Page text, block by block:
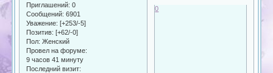
Приглашений: 0
Сообщений: 6901
Уважение: [+253/-5]
Позитив: [+62/-0]
Пол: Женский
Провел на форуме:
9 часов 41 минуту
Последний визит:
0